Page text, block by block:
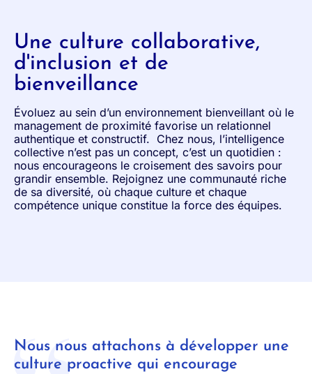
Une culture collaborative,
d'inclusion et de
bienveillance
Évoluez au sein d’un environnement bienveillant où le
management de proximité favorise un relationnel
authentique et constructif. Chez nous, l’intelligence
collective n’est pas un concept, c’est un quotidien :
nous encourageons le croisement des savoirs pour
grandir ensemble. Rejoignez une communauté riche
de sa diversité, où chaque culture et chaque
compétence unique constitue la force des équipes.
Nous nous attachons à développer une
culture proactive qui encourage